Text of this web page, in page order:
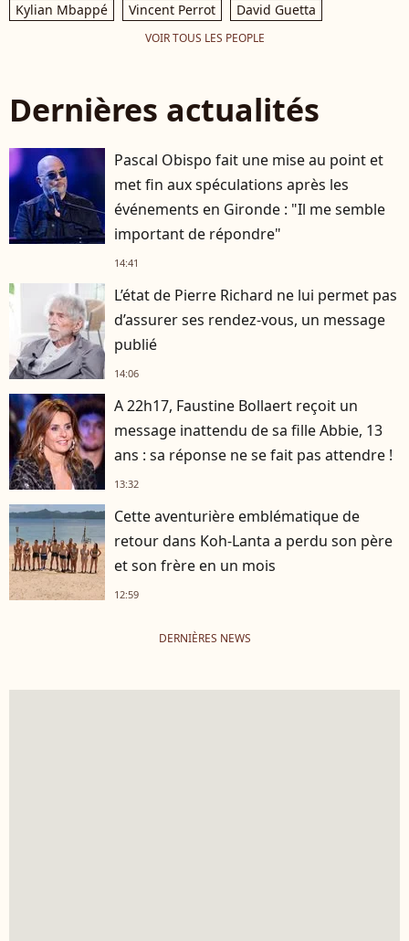
Kylian Mbappé
Vincent Perrot David Guetta
VOIR TOUS LES PEOPLE
Dernières actualités
Pascal Obispo fait une mise au point et
met fin aux spéculations après les
événements en Gironde : "Il me semble
important de répondre"
14:41
L’état de Pierre Richard ne lui permet pas
d’assurer ses rendez-vous, un message
publié
14:06
A 22h17, Faustine Bollaert reçoit un
message inattendu de sa fille Abbie, 13
ans : sa réponse ne se fait pas attendre !
13:32
Cette aventurière emblématique de
retour dans Koh-Lanta a perdu son père
et son frère en un mois
12:59
DERNIÈRES NEWS